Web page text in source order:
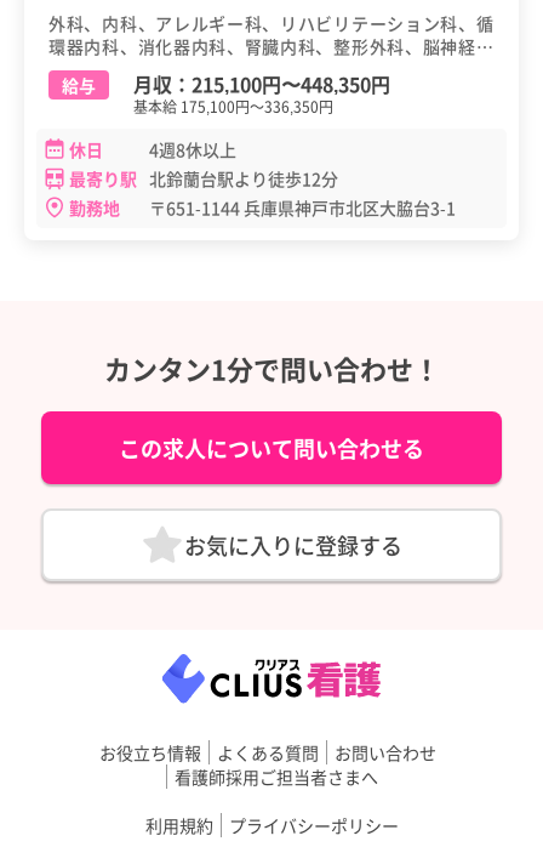
外科、内科、アレルギー科、リハビリテーション科、循
環器内科、消化器内科、腎臓内科、整形外科、脳神経外
科
給与 月収： 215,100円〜448,350円
基本給 175,100円～336,350円
休日
4週8休以上
最寄り駅 北鈴蘭台駅より徒歩12分
勤務地
〒651-1144 兵庫県神戸市北区大脇台3-1
カンタン1分で問い合わせ！
この求人について問い合わせる
お気に入りに登録する
お役立ち情報 よくある質問
お問い合わせ
看護師採用ご担当者さまへ
利用規約
プライバシーポリシー